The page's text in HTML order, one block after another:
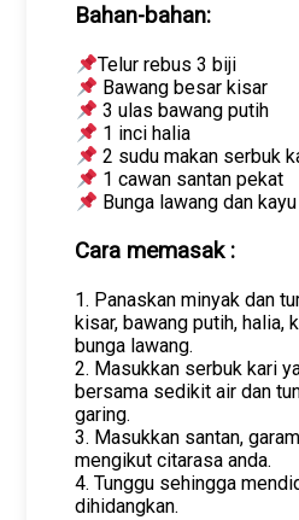
Bahan-bahan:
Telur rebus 3 biji
Bawang besar kisar
3 ulas bawang putih
1 inci halia
2 sudu makan serbuk
1 cawan santan pekat
Bunga lawang dan
Cara memasak :
1. Panaskan minyak dan
kisar, bawang putih, halia,
bunga lawang.
2. Masukkan serbuk kari
bersama sedikit air dan
garing.
3. Masukkan santan,
mengikut citarasa anda.
4. Tunggu sehingga
dihidangkan.